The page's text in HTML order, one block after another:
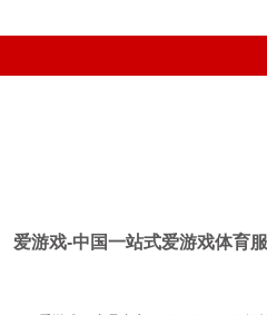
爱游戏-中国一站式爱游戏体育